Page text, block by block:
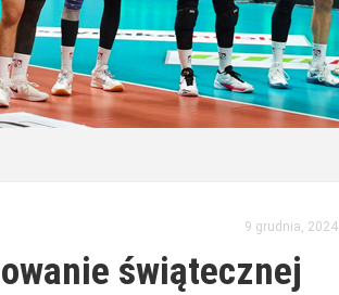
9 grudnia, 2024
świątecznej